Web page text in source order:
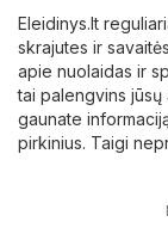
Eleidinys.lt
skrajutes ir
apie nuolaidas ir
tai palengvins jūsų
gaunate
pirkinius. Taigi